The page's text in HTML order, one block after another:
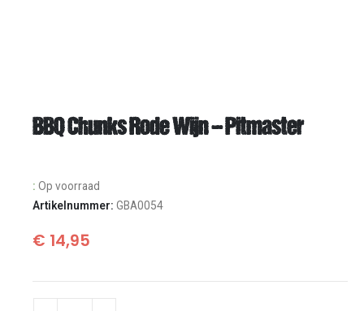
BBQ Chunks Rode Wijn – Pitmaster
: Op voorraad
Artikelnummer: GBA0054
€ 14,95